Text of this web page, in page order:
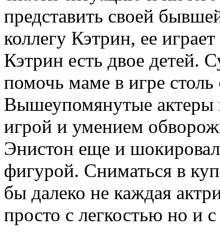
представить своей
коллегу Кэтрин, ее
Кэтрин есть двое детей.
помочь маме в игре
Вышеупомянутые актеры
игрой и умением
Энистон еще и
фигурой. Сниматься в
бы далеко не каждая
просто с легкостью но и